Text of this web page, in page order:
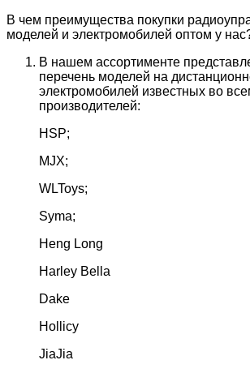
В чем преимущества покупки
моделей и электромобилей оптом у
В нашем ассортименте
перечень моделей на
электромобилей известных во
производителей:
HSP;
MJX;
WLToys;
Syma;
Heng Long
Harley Bella
Dake
Hollicy
JiaJia